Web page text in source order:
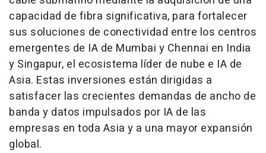
capacidad de fibra significativa, para fortalecer
sus soluciones de conectividad entre los centros
emergentes de IA de Mumbai y Chennai en India
y Singapur, el ecosistema líder de nube e IA de
Asia. Estas inversiones están dirigidas a
satisfacer las crecientes demandas de ancho de
banda y datos impulsados por IA de las
empresas en toda Asia y a una mayor expansión
global.